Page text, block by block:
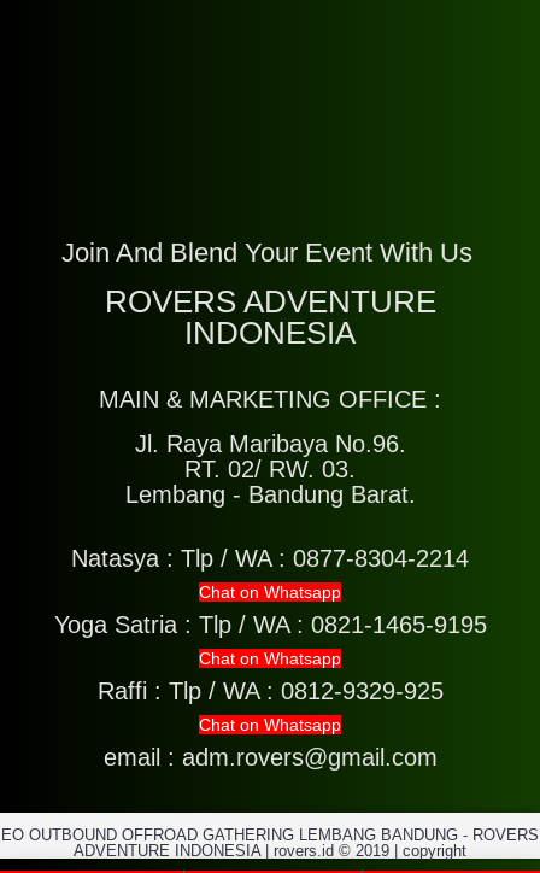
Join And Blend Your Event With Us
ROVERS ADVENTURE
INDONESIA
MAIN & MARKETING OFFICE :
Jl. Raya Maribaya No.96.
RT. 02/ RW. 03.
Lembang - Bandung Barat.
Natasya : Tlp / WA : 0877-8304-2214
Chat on Whatsapp
Yoga Satria : Tlp / WA : 0821-1465-9195
Chat on Whatsapp
Raffi : Tlp / WA : 0812-9329-925
Chat on Whatsapp
email : adm.rovers@gmail.com
EO OUTBOUND OFFROAD GATHERING LEMBANG BANDUNG - ROVERS
ADVENTURE INDONESIA | rovers.id © 2019 | copyright